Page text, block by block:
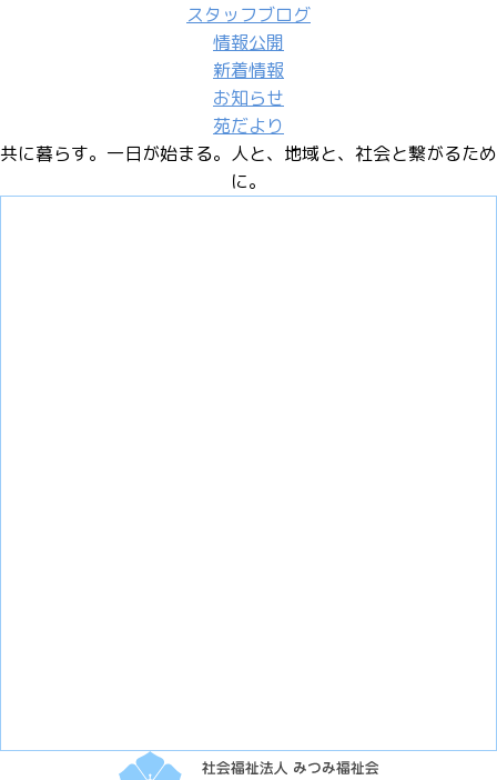
スタッフブログ
情報公開
新着情報
お知らせ
苑だより
共に暮らす。一日が始まる。 人と、地域と、社会と繋がるため
に。